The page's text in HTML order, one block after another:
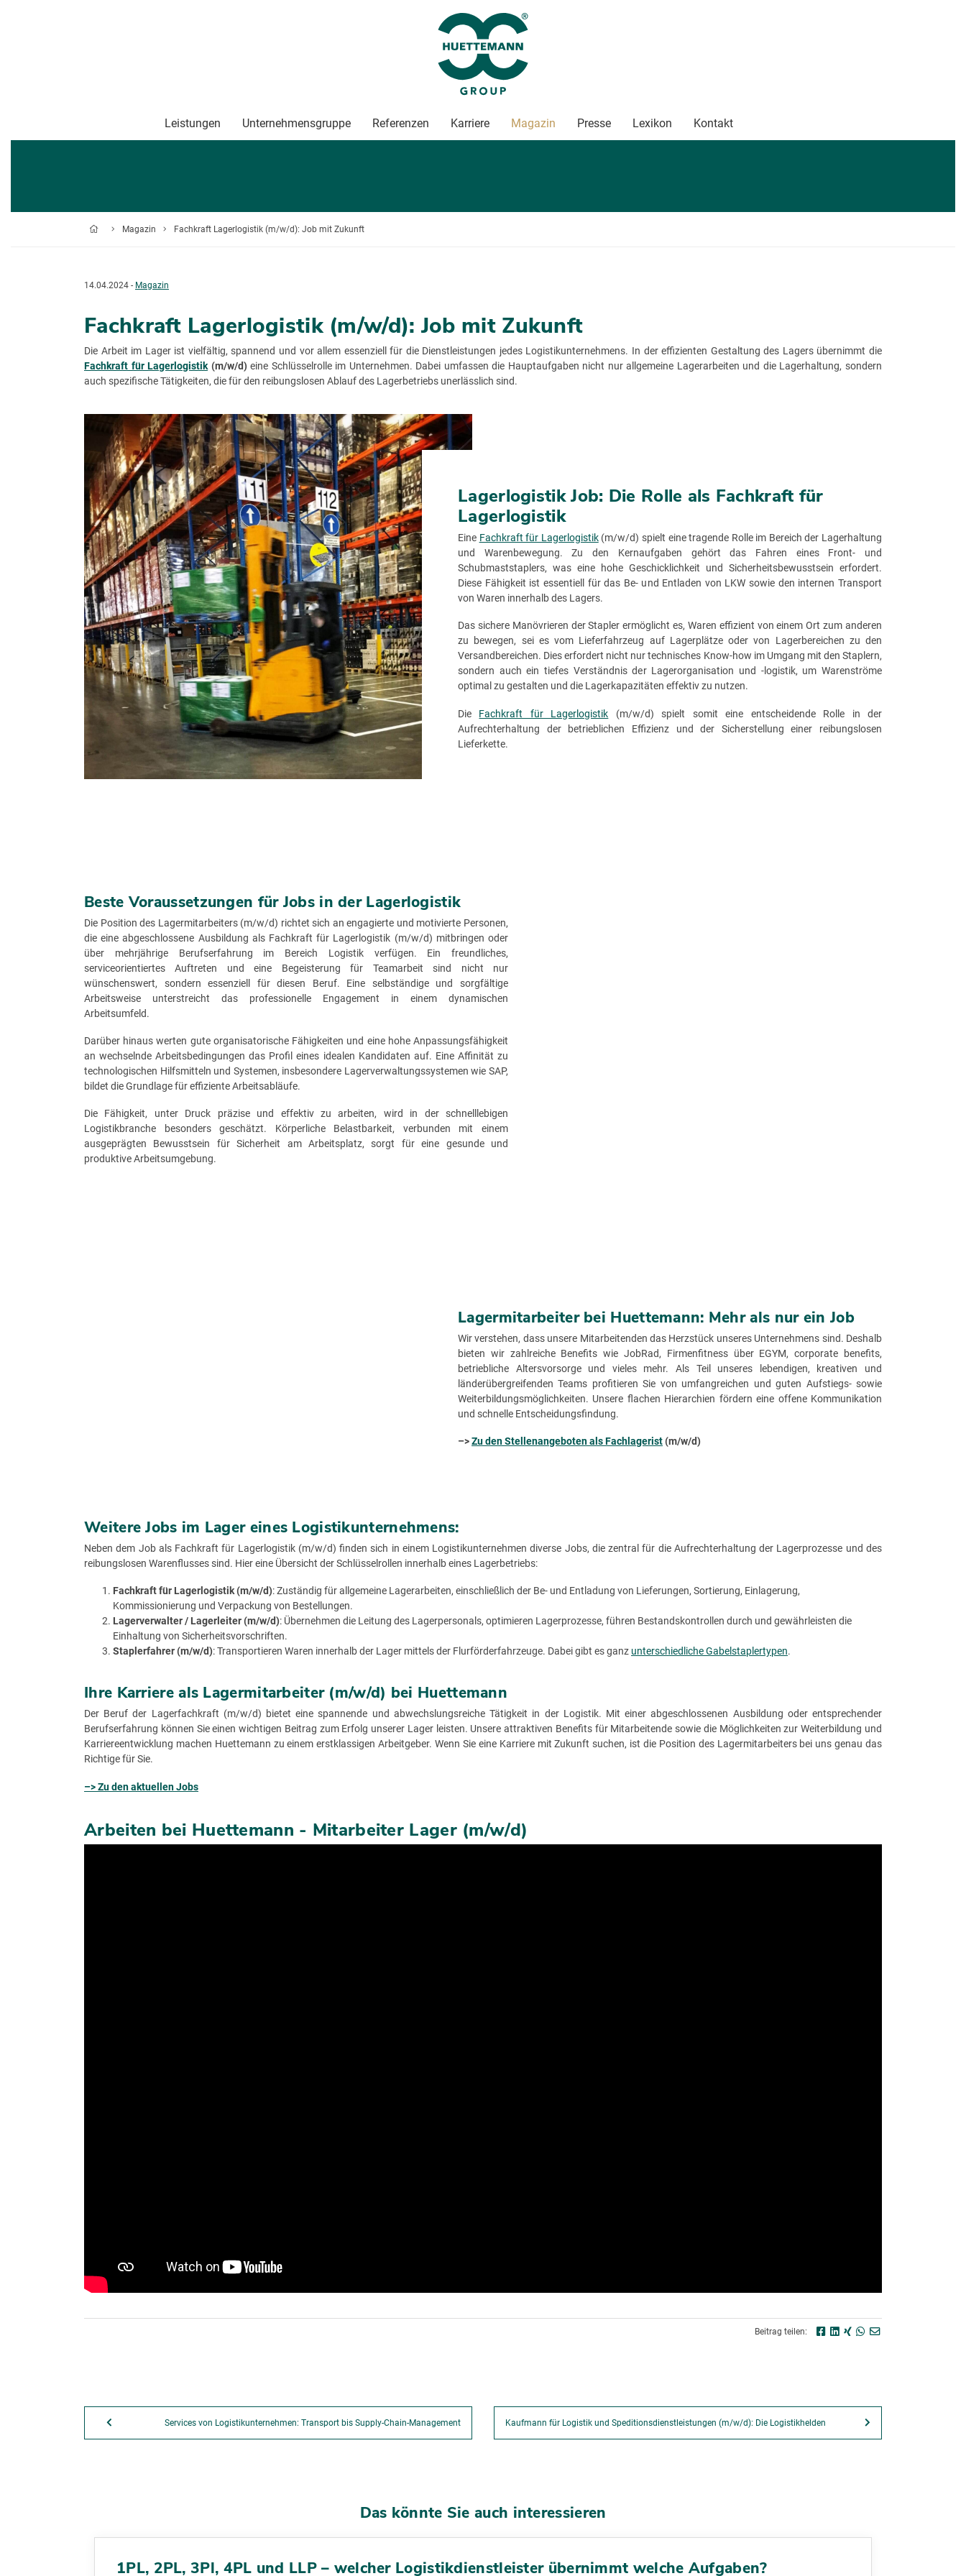
Magazin Fachkraft Lagerlogistik (m/w/d): Job mit Zukunft
14.04.2024 - Magazin
Fachkraft Lagerlogistik (m/w/d): Job mit Zukunft
Die Arbeit im Lager ist vielfältig, spannend und vor allem essenziell für die Dienstleistungen jedes Logistikunternehmens. In der effizienten Gestaltung des Lagers übernimmt die
Fachkraft für Lagerlogistik(m/w/d)eine Schlüsselrolle im Unternehmen. Dabei umfassen die Hauptaufgaben nicht nur allgemeine Lagerarbeiten und die Lagerhaltung, sondern
auch spezifische Tätigkeiten, die für den reibungslosen Ablauf des Lagerbetriebs unerlässlich sind.
Lagerlogistik Job: Die Rolle als Fachkraft für
Lagerlogistik
Eine Fachkraft für Lagerlogistik(m/w/d) spielt eine tragende Rolle im Bereich der Lagerhaltung
und Warenbewegung. Zu den Kernaufgaben gehört das Fahren eines Front- und
Schubmaststaplers, was eine hohe Geschicklichkeit und Sicherheitsbewusstsein erfordert.
Diese Fähigkeit ist essentiell für das Be- und Entladen von LKW sowie den internen Transport
von Waren innerhalb des Lagers.
Das sichere Manövrieren der Stapler ermöglicht es, Waren effizient von einem Ort zum anderen
zu bewegen, sei es vom Lieferfahrzeug auf Lagerplätze oder von Lagerbereichen zu den
Versandbereichen. Dies erfordert nicht nur technisches Know-how im Umgang mit den Staplern,
sondern auch ein tiefes Verständnis der Lagerorganisation und -logistik, um Warenströme
optimal zu gestalten und die Lagerkapazitäten effektiv zu nutzen.
Die Fachkraft für Lagerlogistik (m/w/d) spielt somit eine entscheidende Rolle in der
Aufrechterhaltung der betrieblichen Effizienz und der Sicherstellung einer reibungslosen
Lieferkette.
Beste Voraussetzungen für Jobs in der Lagerlogistik
Die Position des Lagermitarbeiters (m/w/d) richtet sich an engagierte und motivierte Personen,
die eine abgeschlossene Ausbildung als Fachkraft für Lagerlogistik (m/w/d) mitbringen oder
über mehrjährige Berufserfahrung im Bereich Logistik verfügen. Ein freundliches,
serviceorientiertes Auftreten und eine Begeisterung für Teamarbeit sind nicht nur
wünschenswert, sondern essenziell für diesen Beruf. Eine selbständige und sorgfältige
Arbeitsweise unterstreicht das professionelle Engagement in einem dynamischen
Arbeitsumfeld.
Darüber hinaus werten gute organisatorische Fähigkeiten und eine hohe Anpassungsfähigkeit
an wechselnde Arbeitsbedingungen das Profil eines idealen Kandidaten auf. Eine Affinität zu
technologischen Hilfsmitteln und Systemen, insbesondere Lagerverwaltungssystemen wie SAP,
bildet die Grundlage für effiziente Arbeitsabläufe.
Die Fähigkeit, unter Druck präzise und effektiv zu arbeiten, wird in der schnelllebigen
Logistikbranche besonders geschätzt. Körperliche Belastbarkeit, verbunden mit einem
ausgeprägten Bewusstsein für Sicherheit am Arbeitsplatz, sorgt für eine gesunde und
produktive Arbeitsumgebung.
Lagermitarbeiter bei Huettemann: Mehr als nur ein Job
Wir verstehen, dass unsere Mitarbeitenden das Herzstück unseres Unternehmens sind. Deshalb
bieten wir zahlreiche Benefits wie JobRad, Firmenfitness über EGYM, corporate benefits,
betriebliche Altersvorsorge und vieles mehr. Als Teil unseres lebendigen, kreativen und
länderübergreifenden Teams profitieren Sie von umfangreichen und guten Aufstiegs- sowie
Weiterbildungsmöglichkeiten. Unsere flachen Hierarchien fördern eine offene Kommunikation
und schnelle Entscheidungsfindung.
–>Zu den Stellenangeboten als Fachlagerist(m/w/d)
Weitere Jobs im Lager eines Logistikunternehmens:
Neben dem Job als Fachkraft für Lagerlogistik (m/w/d) finden sich in einem Logistikunternehmen diverse Jobs, die zentral für die Aufrechterhaltung der Lagerprozesse und des
reibungslosen Warenflusses sind. Hier eine Übersicht der Schlüsselrollen innerhalb eines Lagerbetriebs:
Fachkraft für Lagerlogistik (m/w/d): Zuständig für allgemeine Lagerarbeiten, einschließlich der Be- und Entladung von Lieferungen, Sortierung, Einlagerung,
Kommissionierung und Verpackung von Bestellungen.
Lagerverwalter / Lagerleiter (m/w/d): Übernehmen die Leitung des Lagerpersonals, optimieren Lagerprozesse, führen Bestandskontrollen durch und gewährleisten die
Einhaltung von Sicherheitsvorschriften.
Staplerfahrer (m/w/d): Transportieren Waren innerhalb der Lager mittels der Flurförderfahrzeuge. Dabei gibt es ganz unterschiedliche Gabelstaplertypen.
Ihre Karriere als Lagermitarbeiter (m/w/d) bei Huettemann
Der Beruf der Lagerfachkraft (m/w/d) bietet eine spannende und abwechslungsreiche Tätigkeit in der Logistik. Mit einer abgeschlossenen Ausbildung oder entsprechender
Berufserfahrung können Sie einen wichtigen Beitrag zum Erfolg unserer Lager leisten. Unsere attraktiven Benefits für Mitarbeitende sowie die Möglichkeiten zur Weiterbildung und
Karriereentwicklung machen Huettemann zu einem erstklassigen Arbeitgeber. Wenn Sie eine Karriere mit Zukunft suchen, ist die Position des Lagermitarbeiters bei uns genau das
Richtige für Sie.
–> Zu den aktuellen Jobs
Arbeiten bei Huettemann - Mitarbeiter Lager (m/w/d)
Beitrag teilen:
Services von Logistikunternehmen: Transport bis Supply-Chain-Management Kaufmann für Logistik und Speditionsdienstleistungen (m/w/d): Die Logistikhelden
Das könnte Sie auch interessieren
1PL, 2PL, 3Pl, 4PL und LLP – welcher Logistikdienstleister übernimmt welche Aufgaben?
Leistungen Unternehmensgruppe Referenzen Karriere Magazin Presse Lexikon Kontakt